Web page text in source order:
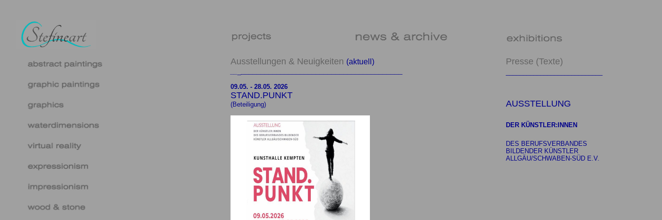
Ausstellungen & Neuigkeiten (aktuell) Presse (Texte)
09.05. - 28.05. 2026
STAND.PUNKT
(Beteiligung) AUSSTELLUNG
DER KÜNSTLER:INNEN
DES BERUFSVERBANDES
BILDENDER KÜNSTLER
ALLGÄU/SCHWABEN-SÜD E.V.